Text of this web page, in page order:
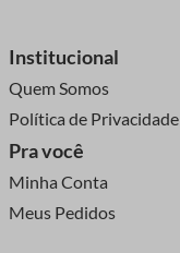
Institucional
Quem Somos
Política de Privacidade
Pra você
Minha Conta
Meus Pedidos